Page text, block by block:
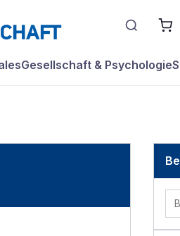
Gesellschaft & Psychologie